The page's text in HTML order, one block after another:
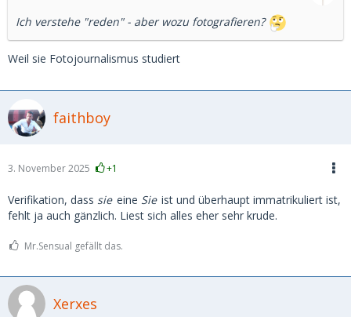
Ich verstehe "reden" - aber wozu fotografieren?
Weil sie Fotojournalismus studiert
faithboy
3. November 2025 +1
Verifikation, dass sie eine Sie ist und überhaupt immatrikuliert ist,
fehlt ja auch gänzlich. Liest sich alles eher sehr krude.
Mr.Sensual gefällt das.
Xerxes